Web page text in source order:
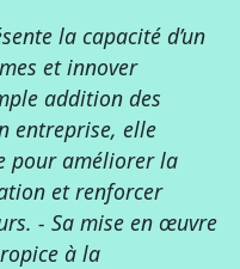
la capacité d’un
et innover
addition des
entreprise, elle
pour améliorer la
et renforcer
- Sa mise en œuvre
à la